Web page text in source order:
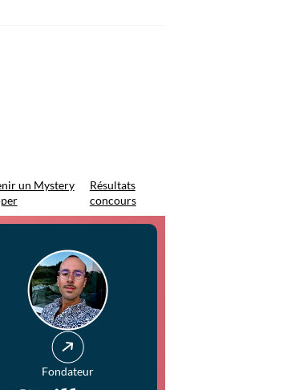
un Mystery
Résultats
concours
Fondateur